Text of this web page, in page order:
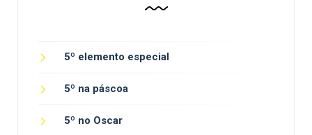
5º elemento especial
5º na páscoa
5º no Oscar